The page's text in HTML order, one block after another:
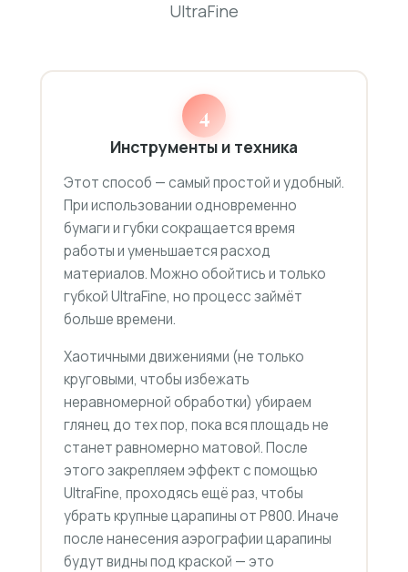
UltraFine
4
Инструменты и техника
Этот способ — самый простой и удобный.
При использовании одновременно
бумаги и губки сокращается время
работы и уменьшается расход
материалов. Можно обойтись и только
губкой UltraFine, но процесс займёт
больше времени.
Хаотичными движениями (не только
круговыми, чтобы избежать
неравномерной обработки) убираем
глянец до тех пор, пока вся площадь не
станет равномерно матовой. После
этого закрепляем эффект с помощью
UltraFine, проходясь ещё раз, чтобы
убрать крупные царапины от P800. Иначе
после нанесения аэрографии царапины
будут видны под краской — это